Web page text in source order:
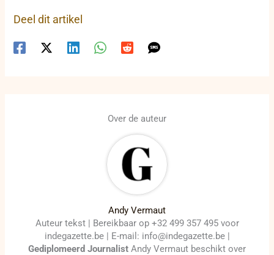
Deel dit artikel
Over de auteur
Andy Vermaut
Auteur tekst | Bereikbaar op +32 499 357 495 voor
indegazette.be | E-mail: info@indegazette.be |
Gediplomeerd Journalist Andy Vermaut beschikt over